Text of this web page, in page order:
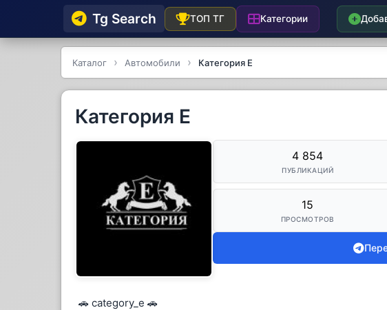
Tg Searсh ТОП ТГ Категории
Каталог Автомобили Категория Е
Категория Е
4 854
ПУБЛИКАЦИЙ
15
ПРОСМОТРОВ
🚗 category_e 🚗